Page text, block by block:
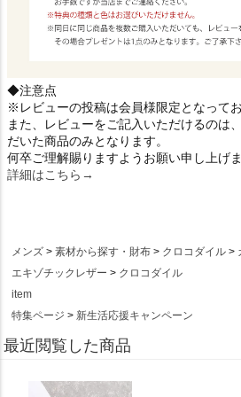
◆注意点
※レビューの投稿は会員様限定となってお
また、レビューをご記入いただけるのは
だいた商品のみとなります。
何卒ご理解賜りますようお願い申し上げ
詳細はこちら→
メンズ 素材から探す・財布 クロコダイル
エキゾチックレザー
クロコダイル
item
特集ページ
新生活応援キャンペーン
最近閲覧した商品